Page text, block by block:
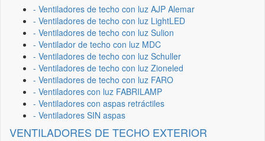
- Ventiladores de techo con luz AJP Alemar
- Ventiladores de techo con luz LightLED
- Ventiladores de techo con luz Sulion
- Ventilador de techo con luz MDC
- Ventiladores de techo con luz Schuller
- Ventiladores de techo con luz Zioneled
- Ventiladores de techo con luz FARO
- Ventiladores con luz FABRILAMP
- Ventiladores con aspas retráctiles
- Ventiladores SIN aspas
VENTILADORES DE TECHO EXTERIOR